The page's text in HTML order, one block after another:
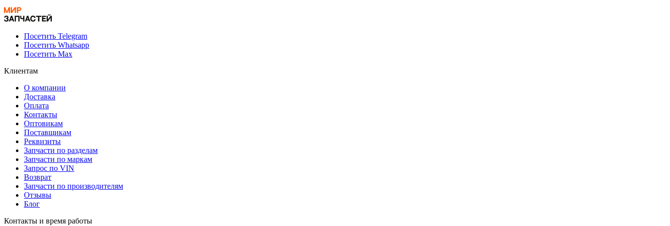
Посетить Telegram
Посетить Whatsapp
Посетить Max
Клиентам
О компании
Доставка
Оплата
Контакты
Оптовикам
Поставщикам
Реквизиты
Запчасти по разделам
Запчасти по маркам
Запрос по VIN
Возврат
Запчасти по производителям
Отзывы
Блог
Контакты и время работы